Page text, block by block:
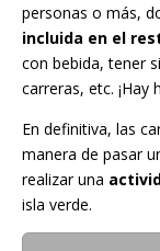
personas o más,
incluida en el
con bebida, tener
carreras, etc.
En definitiva, las
manera de pasar
realizar una
isla verde.